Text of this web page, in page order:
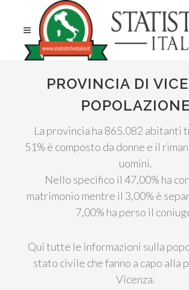
PROVINCIA DI
POPOLAZIONE
La provincia ha 865.082 abitanti
51% è composto da donne e il
uomini.
Nello specifico il 47,00% ha
matrimonio mentre il 3,00% è
7,00% ha perso il
Qui tutte le informazioni sulla
stato civile che fanno a capo alla
Vicenza.